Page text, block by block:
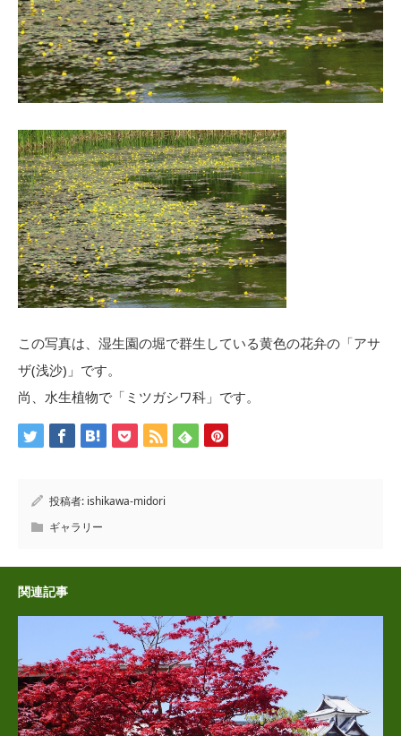
この写真は、湿生園の堀で群生している黄色の花弁の「アサ
ザ(浅沙)」です。
尚、水生植物で「ミツガシワ科」です。
投稿者: ishikawa-midori
ギャラリー
関連記事